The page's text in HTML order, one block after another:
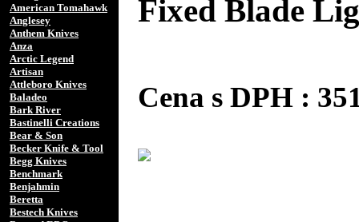
American Tomahawk
Anglesey
Anthem Knives
Anza
Arctic Legend
Artisan
Attleboro Knives
Baladeo
Bark River
Bastinelli Creations
Bear & Son
Becker Knife & Tool
Begg Knives
Benchmark
Benjahmin
Beretta
Bestech Knives
Fixed Blade
Cena s DPH :